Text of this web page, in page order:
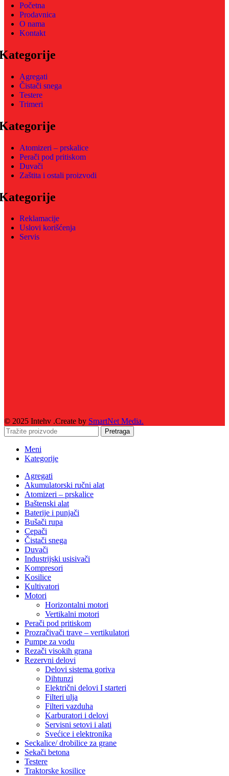
Početna
Prodavnica
O nama
Kontakt
Agregati
Čistači snega
Testere
Trimeri
Atomizeri – prskalice
Perači pod pritiskom
Duvači
Zaštita i ostali proizvodi
Reklamacije
Uslovi korišćenja
Servis
© 2025 Intehv .Create by SmartNet Media.
Pretraga
Meni
Kategorije
Agregati
Akumulatorski ručni alat
Atomizeri – prskalice
Baštenski alat
Baterije i punjači
Bušači rupa
Cepači
Čistači snega
Duvači
Industrijski usisivači
Kompresori
Kosilice
Kultivatori
Motori
Horizontalni motori
Vertikalni motori
Perači pod pritiskom
Prozračivači trave – vertikulatori
Pumpe za vodu
Rezači visokih grana
Rezervni delovi
Delovi sistema goriva
Dihtunzi
Električni delovi I starteri
Filteri ulja
Filteri vazduha
Karburatori i delovi
Servisni setovi i alati
Svećice i elektronika
Seckalice/ drobilice za grane
Sekači betona
Testere
Traktorske kosilice